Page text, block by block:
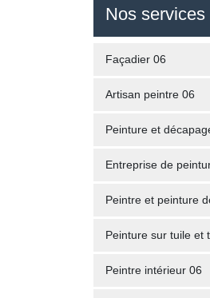
Nos services
Façadier 06
Artisan peintre 06
Peinture et
Entreprise de
Peintre et peinture
Peinture sur tuile et
Peintre intérieur 06